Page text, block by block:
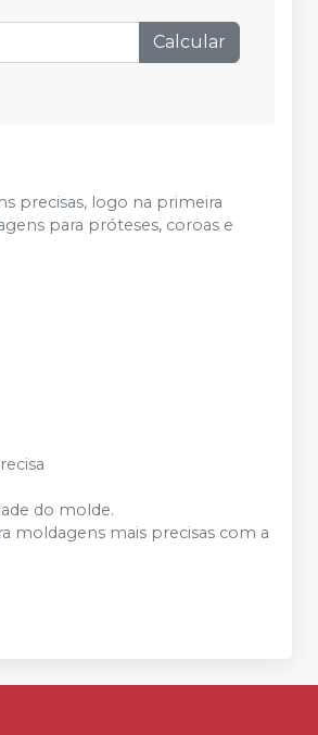
Calcular
precisas, logo na primeira
para próteses, coroas e
do molde.
moldagens mais precisas com a